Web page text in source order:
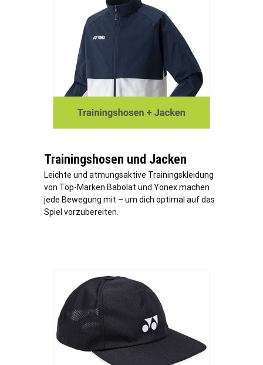
Trainingshosen und Jacken
Leichte und atmungsaktive Trainingskleidung
von Top-Marken Babolat und Yonex machen
jede Bewegung mit – um dich optimal auf das
Spiel vorzubereiten.